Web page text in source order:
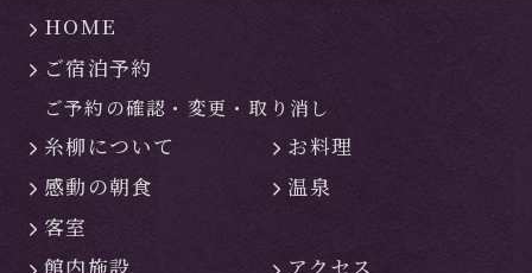
HOME
ご宿泊予約
ご予約の確認・ 変更・ 取り消し
糸柳について
お料理
感動の朝食
温泉
客室
館内施設
アクセス